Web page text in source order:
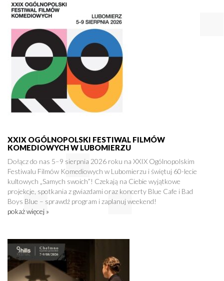
XXIX OGÓLNOPOLSKI FESTIWAL FILMÓW
KOMEDIOWYCH W LUBOMIERZU
Dołącz do nas 5–9 sierpnia 2026 roku na XXIX Ogólnopolskim
Festiwalu Filmów Komediowych w Lubomierzu i świętuj 60-lecie
kultowych „Samych swoich”! Czekają na Ciebie wyjątkowe
projekcje, spotkania z gwiazdami oraz koncerty Blue Cafe i Bad
Boys Blue – sprawdź program i zaplanuj weekend!
pokaż więcej »